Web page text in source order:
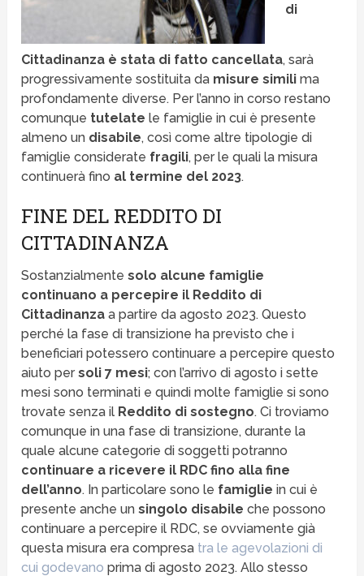
di
Cittadinanza è stata di fatto cancellata, sarà
progressivamente sostituita da misure simili ma
profondamente diverse. Per l’anno in corso restano
comunque tutelate le famiglie in cui è presente
almeno un disabile, così come altre tipologie di
famiglie considerate fragili, per le quali la misura
continuerà fino al termine del 2023.
FINE DEL REDDITO DI
CITTADINANZA
Sostanzialmentesolo alcune famiglie
continuano a percepire il Reddito di
Cittadinanza a partire da agosto 2023. Questo
perché la fase di transizione ha previsto che i
beneficiari potessero continuare a percepire questo
aiuto persoli 7 mesi; con l’arrivo di agosto i sette
mesi sono terminati e quindi molte famiglie si sono
trovate senza il Reddito di sostegno. Ci troviamo
comunque in una fase di transizione, durante la
quale alcune categorie di soggetti potranno
continuare a ricevere il RDC fino alla fine
dell’anno. In particolare sono le famiglie in cui è
presente anche unsingolo disabile che possono
continuare a percepire il RDC, se ovviamente già
questa misura era compresa tra le agevolazioni di
cui godevano prima di agosto 2023. Allo stesso